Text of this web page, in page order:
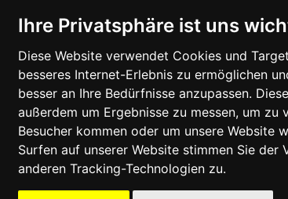
Ihre Privatsphäre ist uns
Diese Website verwendet Cookies und
besseres Internet-Erlebnis zu ermöglichen
besser an Ihre Bedürfnisse anzupassen.
außerdem um Ergebnisse zu messen, um zu
Besucher kommen oder um unsere Website
Surfen auf unserer Website stimmen Sie der
anderen Tracking-Technologien zu.
Stellenanzeige schalten
Unsere Anzeigen Pakete /
Preise
Optimierung Ihrer Anzeige
Kanzlei-
Unser
Unserer
Kontakt